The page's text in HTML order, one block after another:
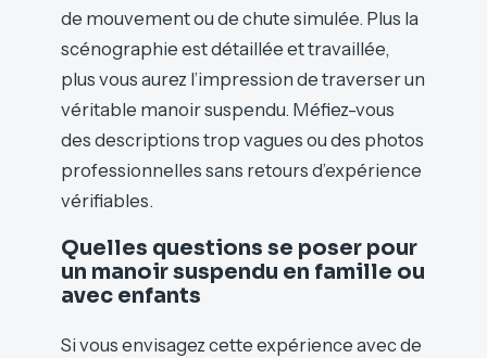
de mouvement ou de chute simulée. Plus la
scénographie est détaillée et travaillée,
plus vous aurez l’impression de traverser un
véritable manoir suspendu. Méfiez-vous
des descriptions trop vagues ou des photos
professionnelles sans retours d’expérience
vérifiables.
Quelles questions se poser pour
un manoir suspendu en famille ou
avec enfants
Si vous envisagez cette expérience avec de